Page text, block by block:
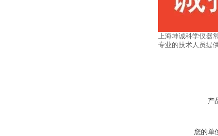
上海坤诚科学仪器
专业的技术人员提
产
您的单